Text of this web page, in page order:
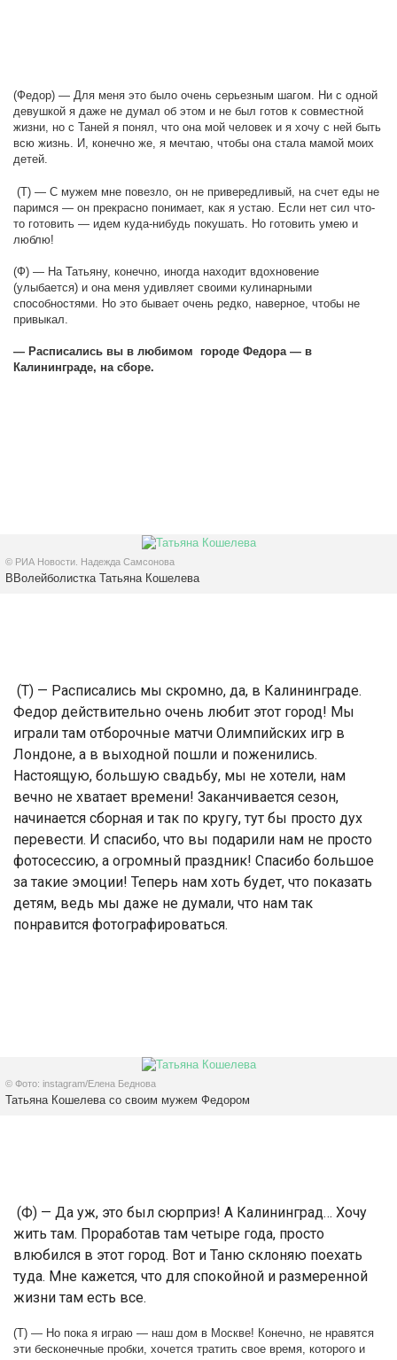
(Федор) — Для меня это было очень серьезным шагом. Ни с одной
девушкой я даже не думал об этом и не был готов к совместной
жизни, но с Таней я понял, что она мой человек и я хочу с ней быть
всю жизнь. И, конечно же, я мечтаю, чтобы она стала мамой моих
детей.
(Т) — С мужем мне повезло, он не привередливый, на счет еды не
паримся — он прекрасно понимает, как я устаю. Если нет сил что-
то готовить — идем куда-нибудь покушать. Но готовить умею и
люблю!
(Ф) — На Татьяну, конечно, иногда находит вдохновение
(улыбается) и она меня удивляет своими кулинарными
способностями. Но это бывает очень редко, наверное, чтобы не
привыкал.
— Расписались вы в любимом городе Федора — в
Калининграде, на сборе.
© РИА Новости. Надежда Самсонова
ВВолейболистка Татьяна Кошелева
(Т) — Расписались мы скромно, да, в Калининграде.
Федор действительно очень любит этот город! Мы
играли там отборочные матчи Олимпийских игр в
Лондоне, а в выходной пошли и поженились.
Настоящую, большую свадьбу, мы не хотели, нам
вечно не хватает времени! Заканчивается сезон,
начинается сборная и так по кругу, тут бы просто дух
перевести. И спасибо, что вы подарили нам не просто
фотосессию, а огромный праздник! Спасибо большое
за такие эмоции! Теперь нам хоть будет, что показать
детям, ведь мы даже не думали, что нам так
понравится фотографироваться.
© Фото: instagram/Елена Беднова
Татьяна Кошелева со своим мужем Федором
(Ф) — Да уж, это был сюрприз! А Калининград… Хочу
жить там. Проработав там четыре года, просто
влюбился в этот город. Вот и Таню склоняю поехать
туда. Мне кажется, что для спокойной и размеренной
жизни там есть все.
(Т) — Но пока я играю — наш дом в Москве! Конечно, не нравятся
эти бесконечные пробки, хочется тратить свое время, которого и